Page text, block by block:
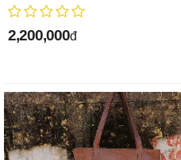
2,200,000đ